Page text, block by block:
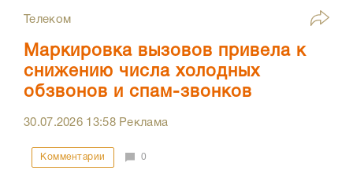
Телеком
Маркировка вызовов привела к
снижению числа холодных
обзвонов и спам-звонков
30.07.2026 13:58Реклама
Комментарии 0